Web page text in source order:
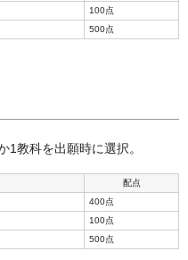
100点
500点
1教科を出願時に選択。
配点
400点
100点
500点